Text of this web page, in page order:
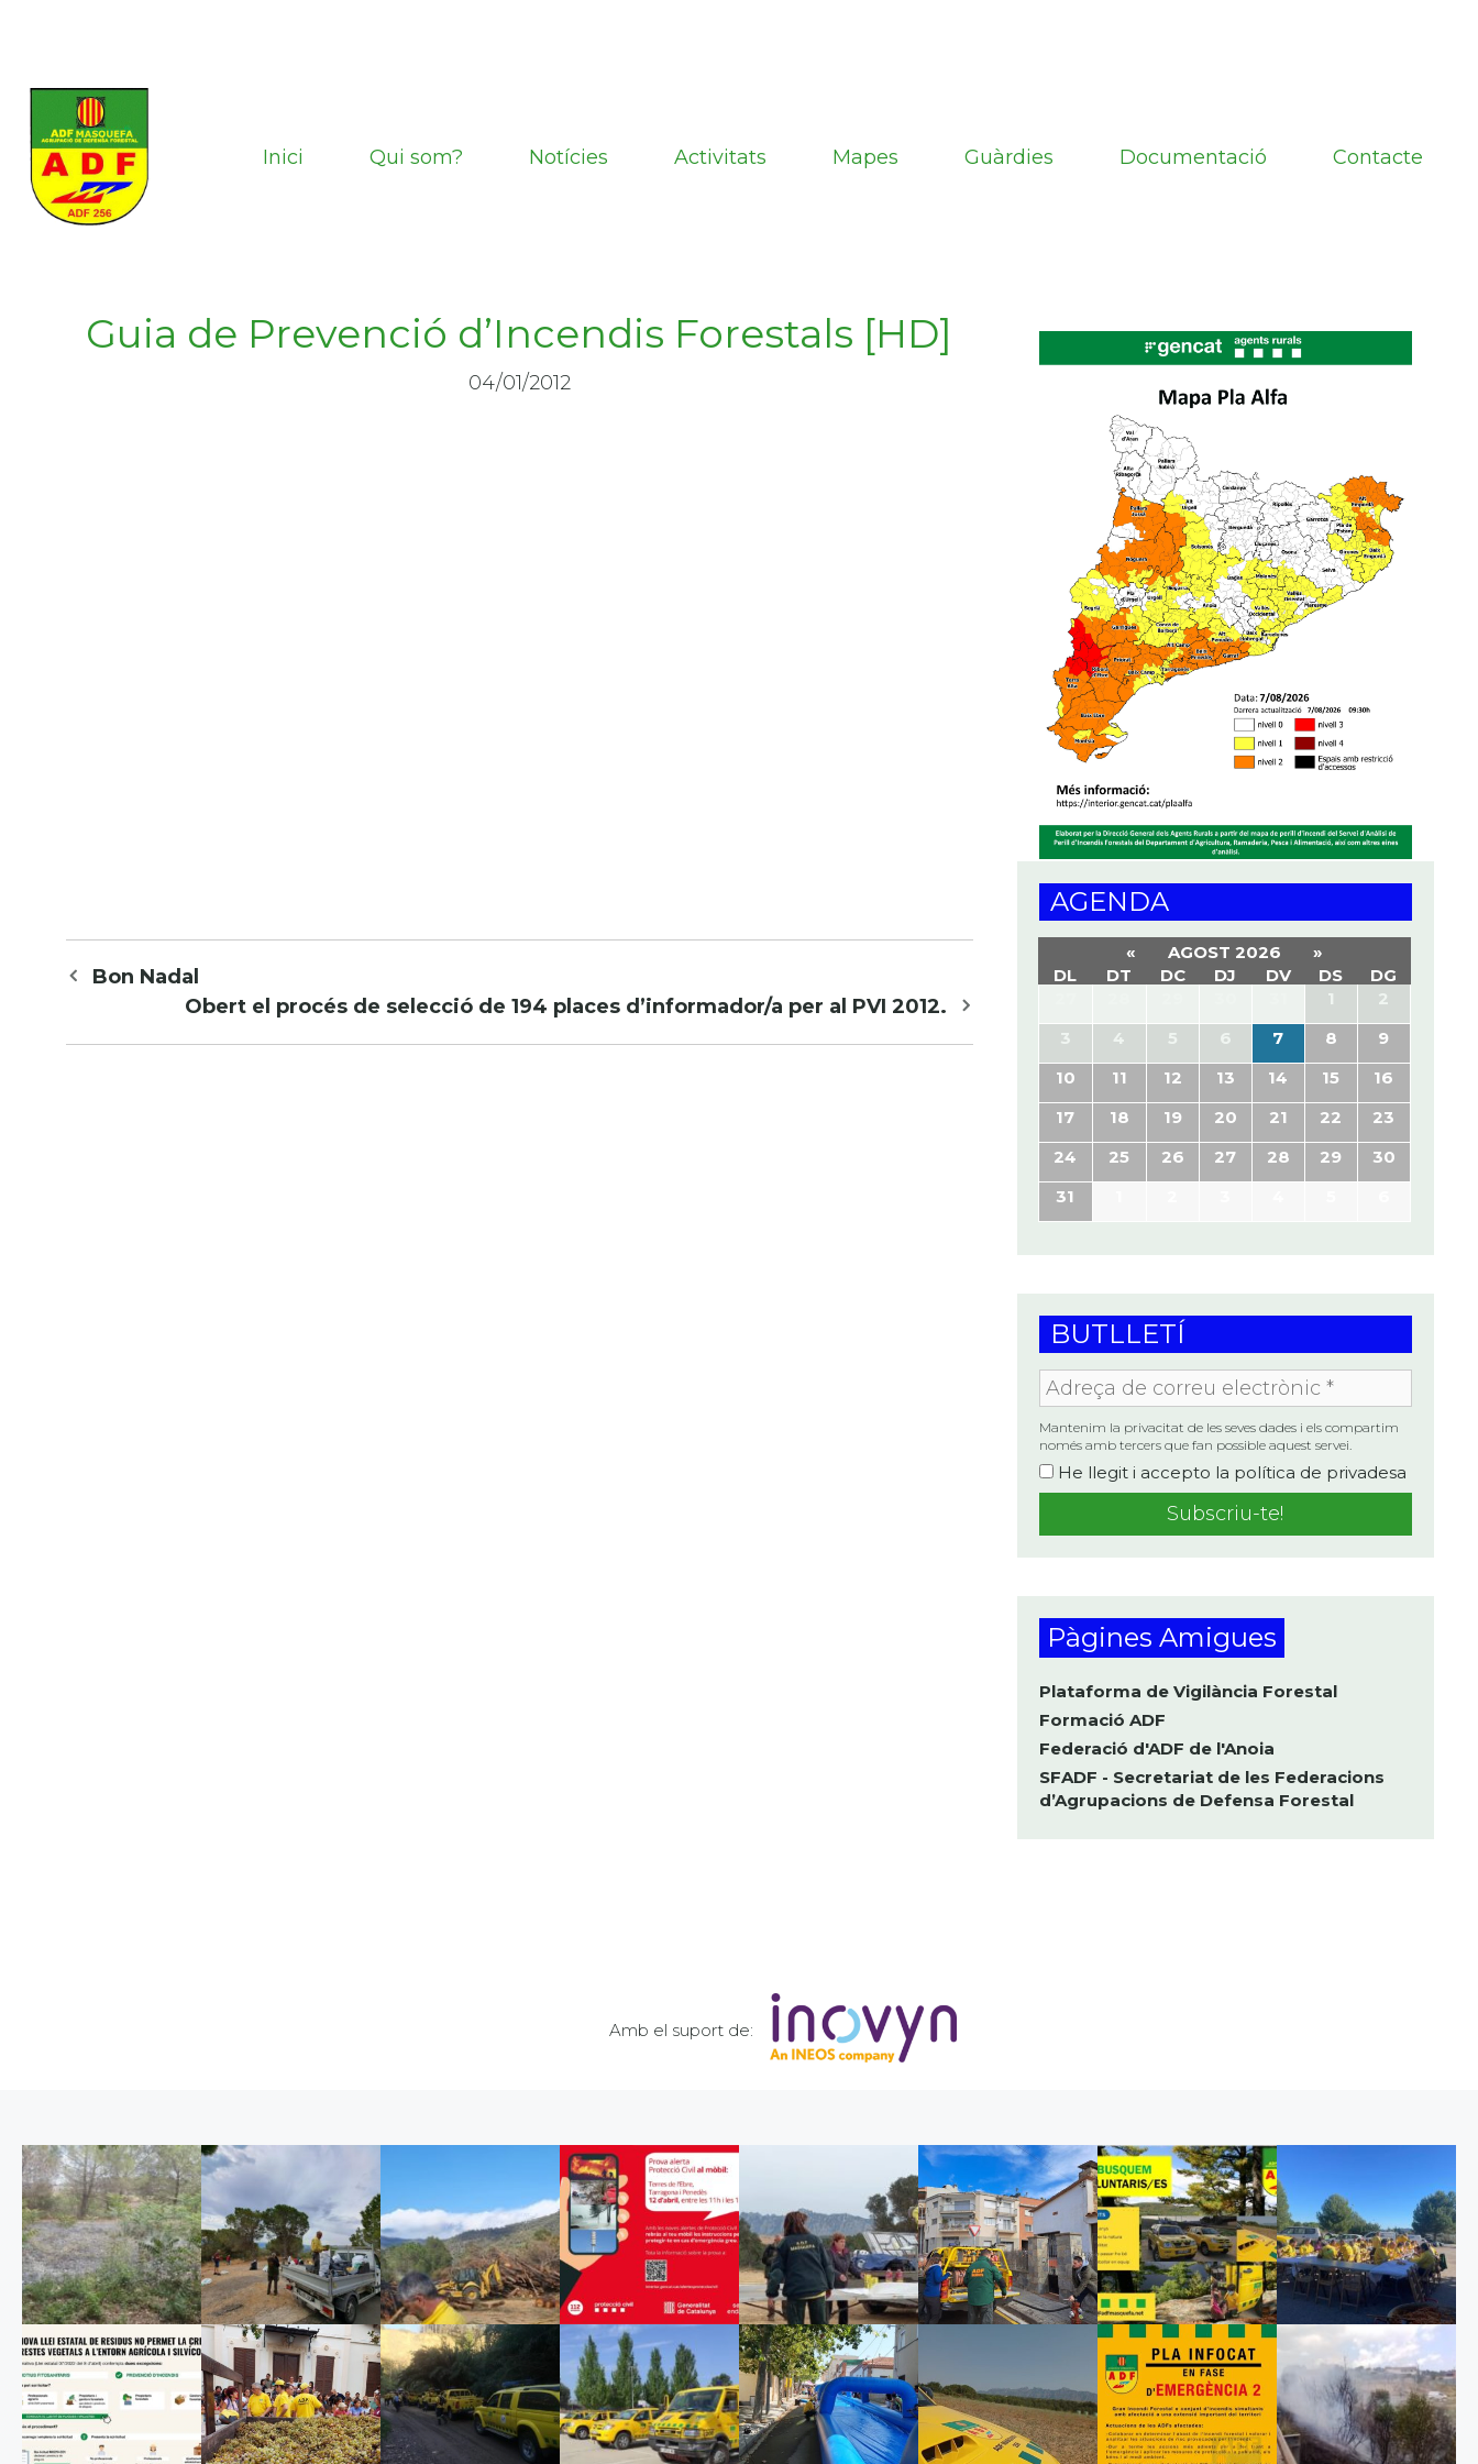
contingut
Inici
Qui som? Notícies Activitats Mapes Guàrdies Documentació Contacte
Guia de Prevenció d’Incendis Forestals [HD]
04/01/2012
Navegació
Bon Nadal
Obert el procés de selecció de 194 places d’informador/a per al PVI 2012.
AGENDA
« AGOST 2026
»
DL
DT DC DJ DV DS
DG
1
2
3
4 5 6 7 8
9
10
11 12 13 14 15
16
17
18 19 20 21 22
23
24
25 26 27 28 29
30
31
BUTLLETÍ
Adreça
de
correu
electrònic
*
Mantenim la privacitat de les seves dades i els compartim
només amb tercers que fan possible aquest servei.
He llegit i accepto la política de privadesa
Pàgines Amigues
Plataforma de Vigilància Forestal
Formació ADF
Federació d'ADF de l'Anoia
SFADF - Secretariat de les Federacions
d’Agrupacions de Defensa Forestal
Amb el suport de: